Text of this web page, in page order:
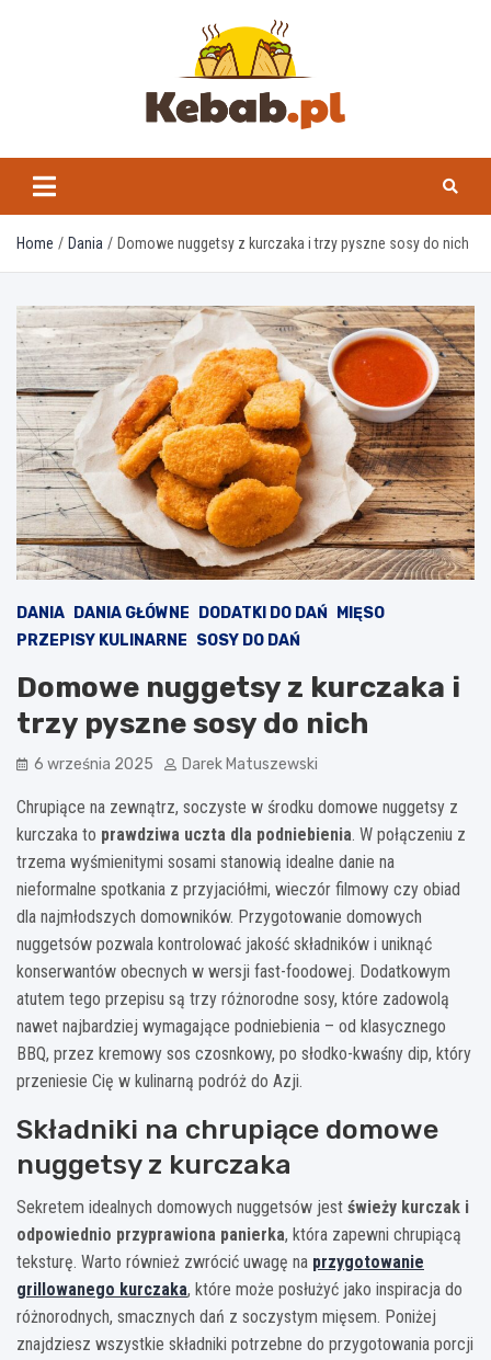
kebab.pl
Home Dania Domowe nuggetsy z kurczaka i trzy pyszne sosy do nich
DANIA DANIA GŁÓWNE DODATKI DO DAŃ
MIĘSO
PRZEPISY KULINARNE SOSY DO DAŃ
Domowe nuggetsy z kurczaka i
trzy pyszne sosy do nich
6 września 2025 Darek Matuszewski
Chrupiące na zewnątrz, soczyste w środku domowe nuggetsy z
kurczaka to prawdziwa uczta dla podniebienia. W połączeniu z
trzema wyśmienitymi sosami stanowią idealne danie na
nieformalne spotkania z przyjaciółmi, wieczór filmowy czy obiad
dla najmłodszych domowników. Przygotowanie domowych
nuggetsów pozwala kontrolować jakość składników i uniknąć
konserwantów obecnych w wersji fast-foodowej. Dodatkowym
atutem tego przepisu są trzy różnorodne sosy, które zadowolą
nawet najbardziej wymagające podniebienia – od klasycznego
BBQ, przez kremowy sos czosnkowy, po słodko-kwaśny dip, który
przeniesie Cię w kulinarną podróż do Azji.
Składniki na chrupiące domowe
nuggetsy z kurczaka
Sekretem idealnych domowych nuggetsów jest świeży kurczak i
odpowiednio przyprawiona panierka, która zapewni chrupiącą
teksturę. Warto również zwrócić uwagę na przygotowanie
grillowanego kurczaka, które może posłużyć jako inspiracja do
różnorodnych, smacznych dań z soczystym mięsem. Poniżej
znajdziesz wszystkie składniki potrzebne do przygotowania porcji